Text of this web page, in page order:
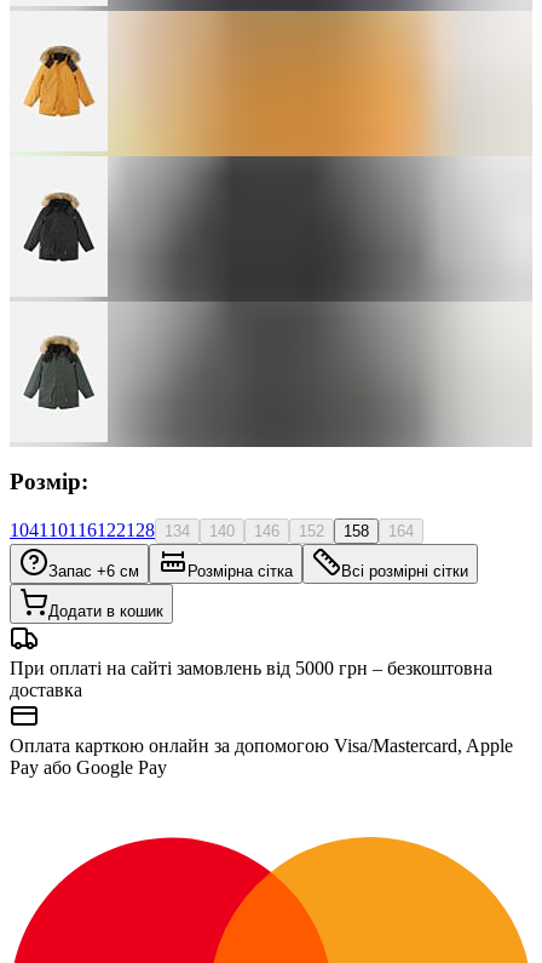
Розмір:
104110116122128 134 140 146 152 158 164
Запас +6 см Розмірна сітка Всі розмірні сітки
Додати в кошик
При оплаті на сайті замовлень від 5000 грн – безкоштовна
доставка
Оплата карткою онлайн за допомогою Visa/Mastercard, Apple
Pay або Google Pay